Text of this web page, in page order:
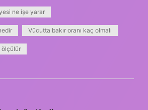
ne işe yarar
Vücutta bakır oranı kaç olmalı
ölçülür